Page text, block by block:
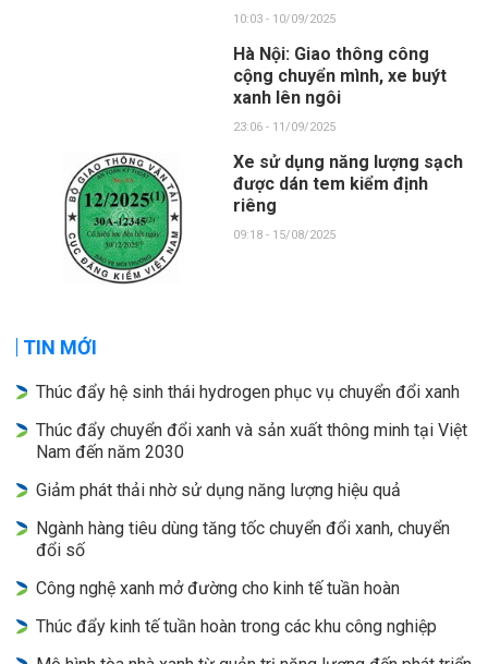
10:03 - 10/09/2025
Hà Nội: Giao thông công
cộng chuyển mình, xe buýt
xanh lên ngôi
23:06 - 11/09/2025
Xe sử dụng năng lượng sạch
được dán tem kiểm định
riêng
09:18 - 15/08/2025
TIN MỚI
Thúc đẩy hệ sinh thái hydrogen phục vụ chuyển đổi xanh
Thúc đẩy chuyển đổi xanh và sản xuất thông minh tại Việt
Nam đến năm 2030
Giảm phát thải nhờ sử dụng năng lượng hiệu quả
Ngành hàng tiêu dùng tăng tốc chuyển đổi xanh, chuyển
đổi số
Công nghệ xanh mở đường cho kinh tế tuần hoàn
Thúc đẩy kinh tế tuần hoàn trong các khu công nghiệp